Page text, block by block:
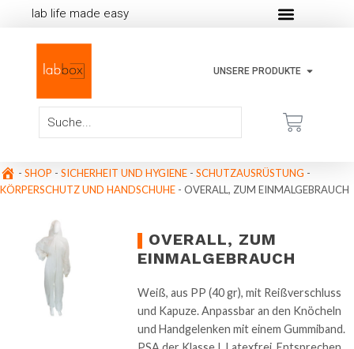
lab life made easy
UNSERE PRODUKTE
- SHOP - SICHERHEIT UND HYGIENE - SCHUTZAUSRÜSTUNG -
KÖRPERSCHUTZ UND HANDSCHUHE - OVERALL, ZUM EINMALGEBRAUCH
OVERALL, ZUM
EINMALGEBRAUCH
Weiß, aus PP (40 gr), mit Reißverschluss
und Kapuze. Anpassbar an den Knöcheln
und Handgelenken mit einem Gummiband.